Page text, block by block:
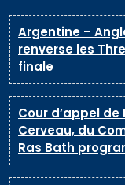
Argentine –
renverse les
finale
Cour d’appel
Cerveau, du
Ras Bath